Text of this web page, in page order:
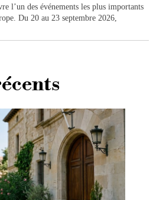
l’un des événements les plus importants
Du 20 au 23 septembre 2026,